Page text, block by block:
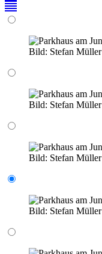
Bild: Stefan Müller
Bild: Stefan Müller
Bild: Stefan Müller
Bild: Stefan Müller